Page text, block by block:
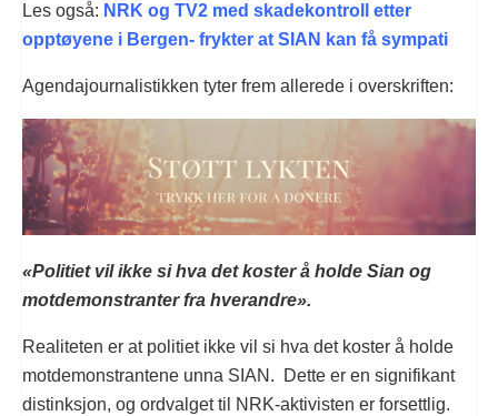
Les også: NRK og TV2 med skadekontroll etter
opptøyene i Bergen- frykter at SIAN kan få sympati
Agendajournalistikken tyter frem allerede i overskriften:
«Politiet vil ikke si hva det koster å holde Sian og
motdemonstranter fra hverandre».
Realiteten er at politiet ikke vil si hva det koster å holde
motdemonstrantene unna SIAN. Dette er en signifikant
distinksjon, og ordvalget til NRK-aktivisten er forsettlig.